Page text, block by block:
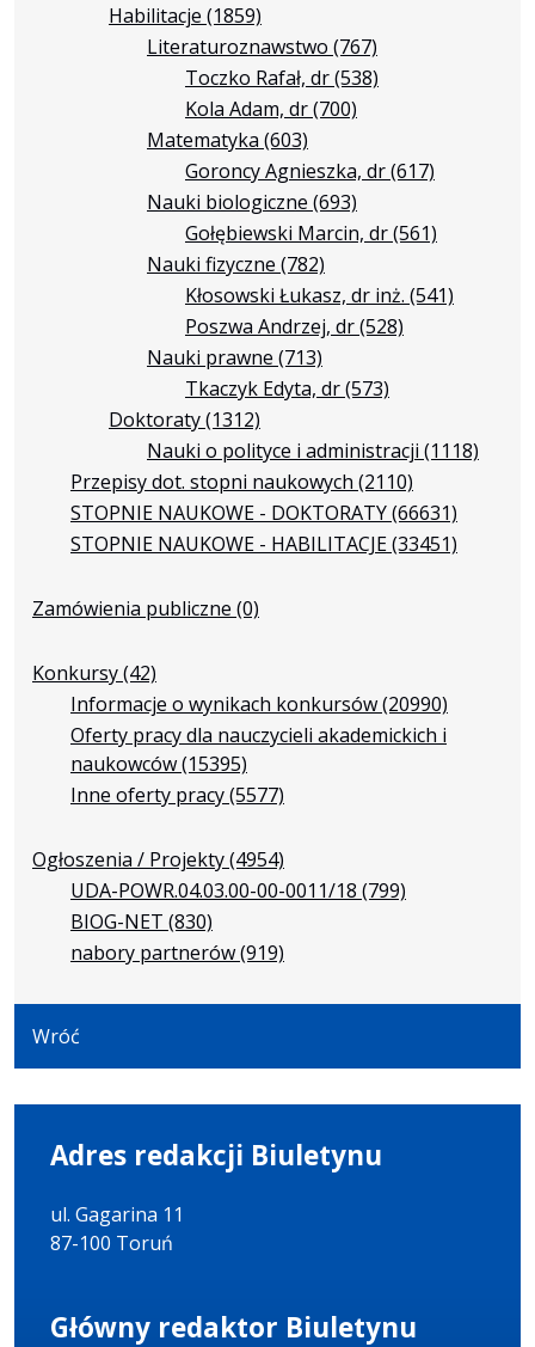
Habilitacje (1859)
Literaturoznawstwo (767)
Toczko Rafał, dr(538)
Kola Adam, dr(700)
Matematyka (603)
Goroncy Agnieszka, dr(617)
Nauki biologiczne (693)
Gołębiewski Marcin, dr(561)
Nauki fizyczne (782)
Kłosowski Łukasz, dr inż. (541)
Poszwa Andrzej, dr(528)
Nauki prawne (713)
Tkaczyk Edyta, dr(573)
Doktoraty(1312)
Nauki o polityce i administracji (1118)
Przepisy dot. stopni naukowych (2110)
STOPNIE NAUKOWE - DOKTORATY(66631)
STOPNIE NAUKOWE - HABILITACJE(33451)
Zamówienia publiczne (0)
Konkursy(42)
Informacje o wynikach konkursów(20990)
Oferty pracy dla nauczycieli akademickich i
naukowców(15395)
Inne oferty pracy(5577)
Ogłoszenia / Projekty(4954)
UDA-POWR.04.03.00-00-0011/18 (799)
BIOG-NET (830)
nabory partnerów(919)
Wróć
Adres redakcji Biuletynu
ul. Gagarina 11
87-100 Toruń
Główny redaktor Biuletynu